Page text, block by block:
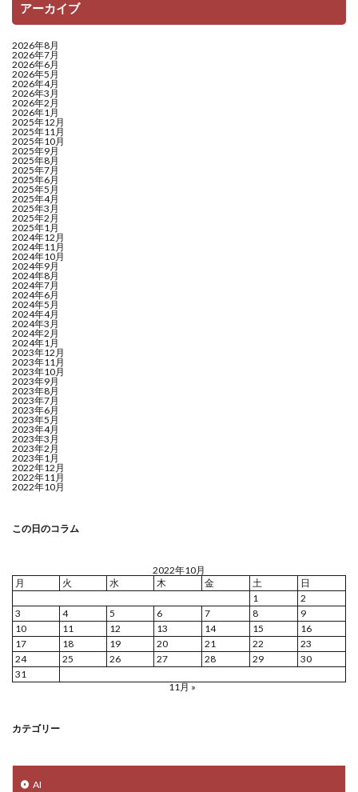
アーカイブ
2026年8月
2026年7月
2026年6月
2026年5月
2026年4月
2026年3月
2026年2月
2026年1月
2025年12月
2025年11月
2025年10月
2025年9月
2025年8月
2025年7月
2025年6月
2025年5月
2025年4月
2025年3月
2025年2月
2025年1月
2024年12月
2024年11月
2024年10月
2024年9月
2024年8月
2024年7月
2024年6月
2024年5月
2024年4月
2024年3月
2024年2月
2024年1月
2023年12月
2023年11月
2023年10月
2023年9月
2023年8月
2023年7月
2023年6月
2023年5月
2023年4月
2023年3月
2023年2月
2023年1月
2022年12月
2022年11月
2022年10月
この日のコラム
2022年10月
月
火 水 木 金 土
日
1
2
3
4 5 6 7 8
9
10
11 12 13 14 15
16
17
18 19 20 21 22
23
24
25 26 27 28 29
30
31
11月 »
カテゴリー
AI